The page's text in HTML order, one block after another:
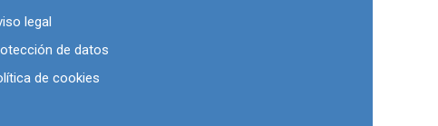
legal
de datos
de cookies